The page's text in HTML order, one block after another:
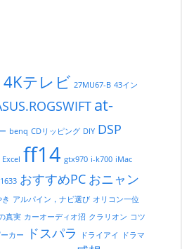
4Kテレビ 27MU67-B 43イン
at-
benq CDリッピング DIY DSP
Excel ff14 gtx970 i-k700 iMac
おすすめPC おニャン
アルパイン，ナビ選び オリコン一位
真実 カーオーディオ沼 クラリオン コツ
カー ドスパラ ドライアイ
ドラマ